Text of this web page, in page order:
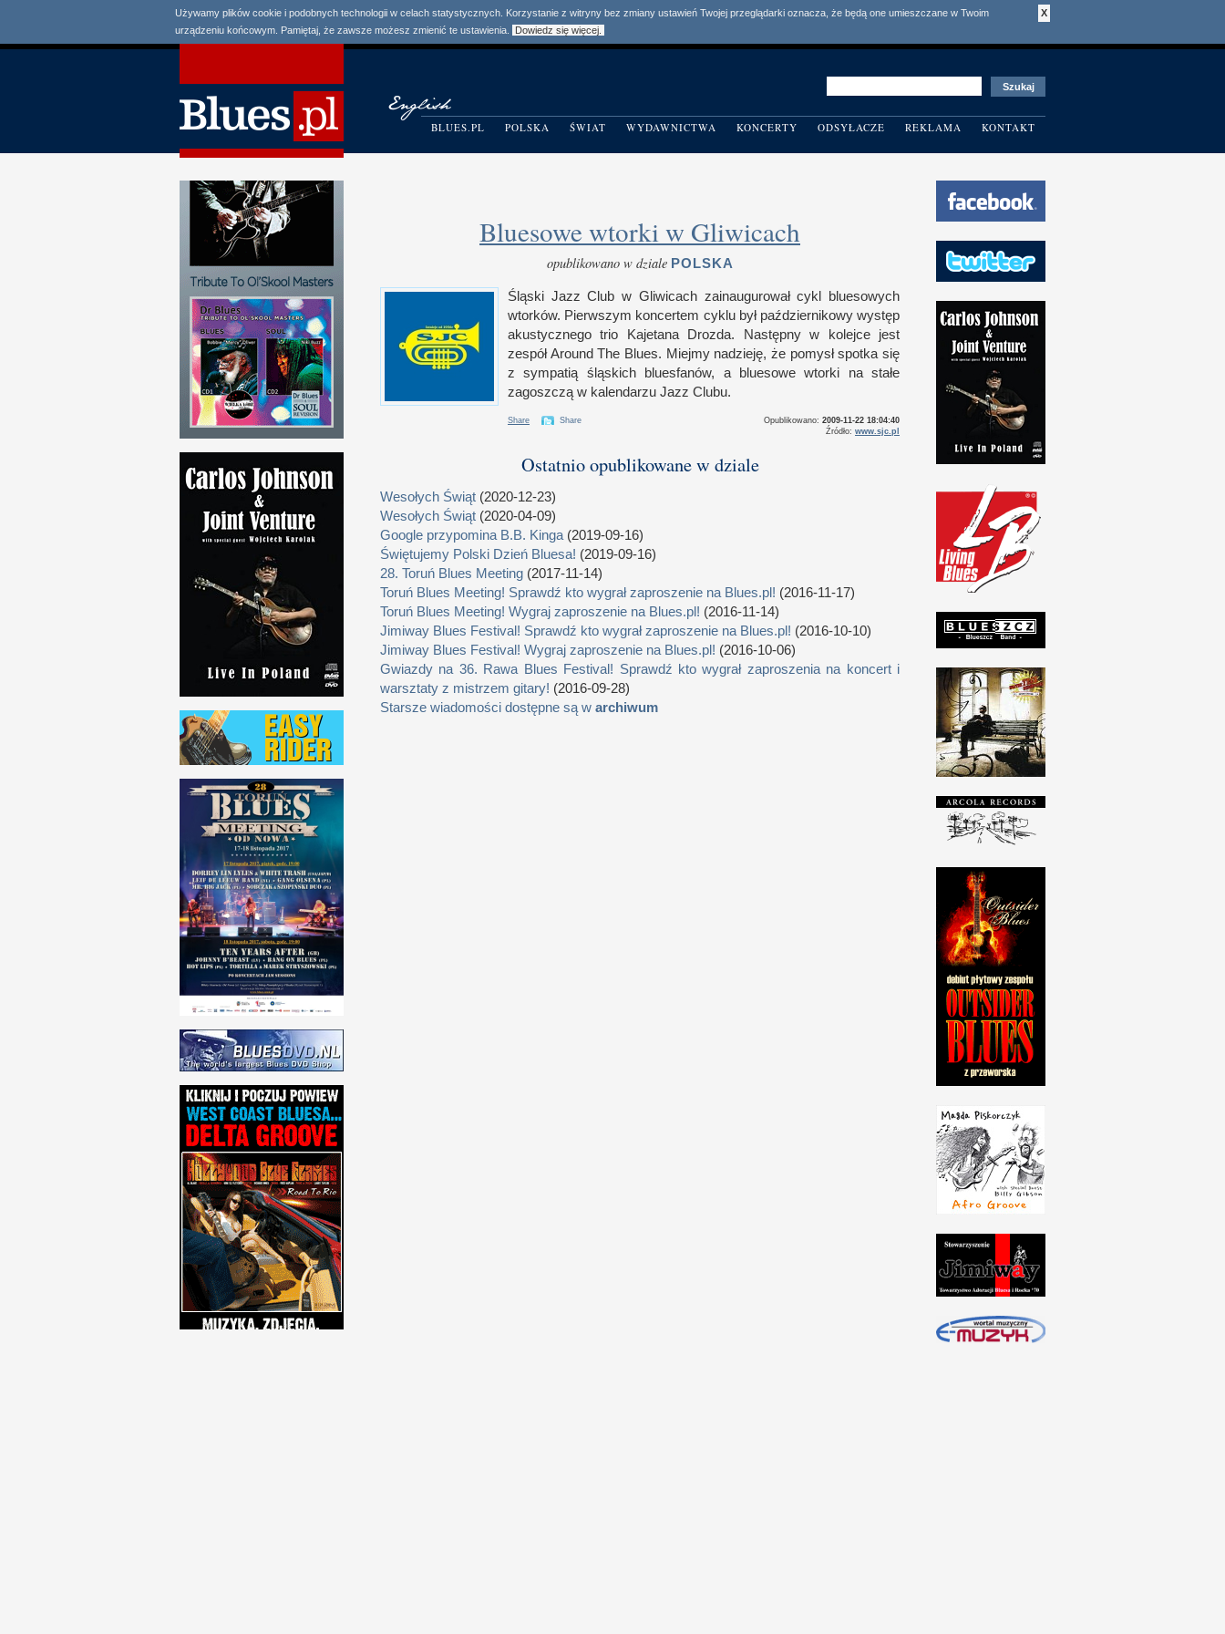
X
Używamy plików cookie i podobnych technologii w celach statystycznych. Korzystanie z witryny bez zmiany ustawień Twojej przeglądarki oznacza, że będą one umieszczane w Twoim
urządzeniu końcowym. Pamiętaj, że zawsze możesz zmienić te ustawienia.
Dowiedz się więcej.
BLUES.PL POLSKA ŚWIAT WYDAWNICTWA KONCERTY ODSYŁACZE REKLAMA KONTAKT
Bluesowe wtorki w Gliwicach
opublikowano w dziale POLSKA
Śląski Jazz Clubw Gliwicach zainaugurował cykl bluesowych
wtorków. Pierwszym koncertem cyklu był październikowy występ
akustycznego trio Kajetana Drozda. Następnyw kolejce jest
zespół Around The Blues. Miejmy nadzieję, że pomysł spotka się
z sympatią śląskich bluesfanów, a bluesowe wtorki na stałe
zagoszczą w kalendarzu Jazz Clubu.
Share Share Opublikowano: 2009-11-22 18:04:40
Źródło: www.sjc.pl
Ostatnio opublikowane w dziale
Wesołych Świąt (2020-12-23)
Wesołych Świąt (2020-04-09)
Google przypomina B.B. Kinga (2019-09-16)
Świętujemy Polski Dzień Bluesa! (2019-09-16)
28. Toruń Blues Meeting (2017-11-14)
Toruń Blues Meeting! Sprawdź kto wygrał zaproszenie na Blues.pl! (2016-11-17)
Toruń Blues Meeting! Wygraj zaproszenie na Blues.pl! (2016-11-14)
Jimiway Blues Festival! Sprawdź kto wygrał zaproszenie na Blues.pl! (2016-10-10)
Jimiway Blues Festival! Wygraj zaproszenie na Blues.pl! (2016-10-06)
Gwiazdy na 36. Rawa Blues Festival! Sprawdź kto wygrał zaproszenia na koncert i
warsztaty z mistrzem gitary! (2016-09-28)
Starsze wiadomości dostępne są w archiwum